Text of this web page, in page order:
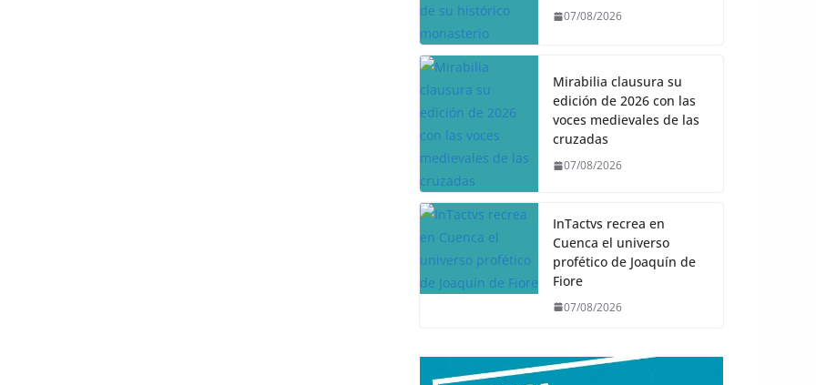
07/08/2026
Mirabilia clausura su
edición de 2026 con las
voces medievales de las
cruzadas
07/08/2026
InTactvs recrea en
Cuenca el universo
profético de Joaquín de
Fiore
07/08/2026